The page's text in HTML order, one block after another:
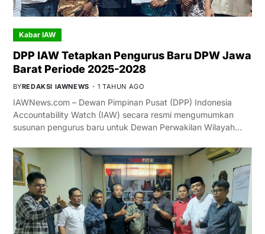
Kabar IAW
DPP IAW Tetapkan Pengurus Baru DPW Jawa
Barat Periode 2025-2028
BYREDAKSI IAWNEWS 1 TAHUN AGO
IAWNews.com – Dewan Pimpinan Pusat (DPP) Indonesia
Accountability Watch (IAW) secara resmi mengumumkan
susunan pengurus baru untuk Dewan Perwakilan Wilayah…